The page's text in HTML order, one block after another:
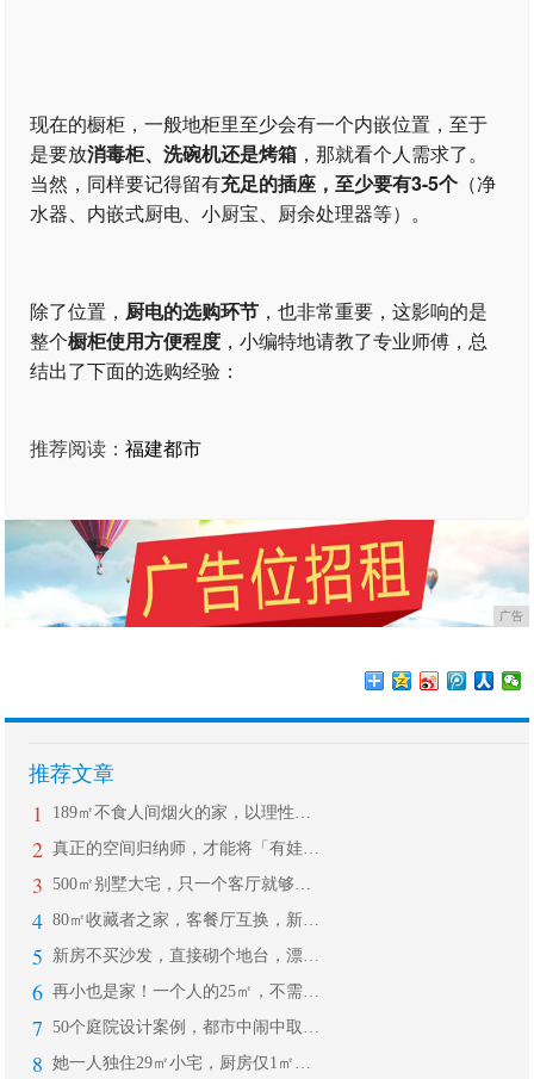
现在的橱柜，一般地柜里至少会有一个内嵌位置，至于
是要放消毒柜、洗碗机还是烤箱 ，那就看个人需求了。
当然，同样要记得留有充足的插座，至少要有3-5个 （净
水器、内嵌式厨电、小厨宝、厨余处理器等）。
除了位置， 厨电的选购环节 ，也非常重要，这影响的是
整个橱柜使用方便程度 ，小编特地请教了专业师傅，总
结出了下面的选购经验：
推荐阅读：福建都市
广告
推荐文章
1 189㎡不食人间烟火的家，以理性新古
2 真正的空间归纳师，才能将「有娃+68
3 500㎡别墅大宅，只一个客厅就够让人
4 80㎡收藏者之家，客餐厅互换，新增3
5 新房不买沙发，直接砌个地台，漂亮易打
6 再小也是家！一个人的25㎡，不需要太
7 50个庭院设计案例，都市中闹中取静，
8 她一人独住29㎡小宅，厨房仅1㎡，闺